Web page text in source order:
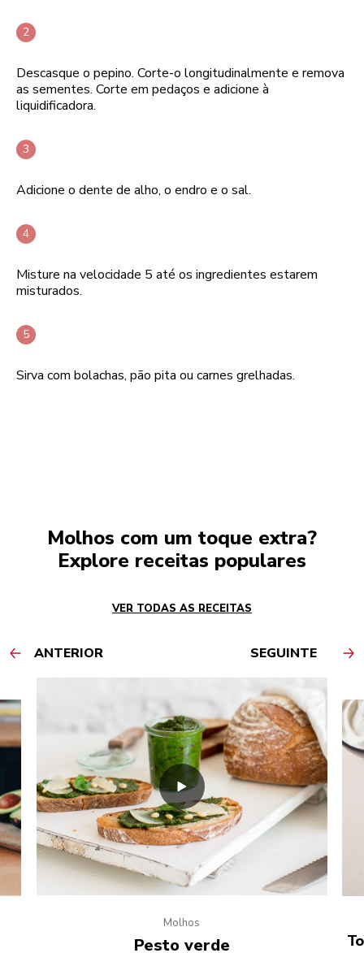
Descasque o pepino. Corte-o longitudinalmente e remova
as sementes. Corte em pedaços e adicione à
liquidificadora.
Adicione o dente de alho, o endro e o sal.
Misture na velocidade 5 até os ingredientes estarem
misturados.
Sirva com bolachas, pão pita ou carnes grelhadas.
Molhos com um toque extra?
Explore receitas populares
VER TODAS AS RECEITAS
ANTERIOR SEGUINTE
Molhos
Pesto verde